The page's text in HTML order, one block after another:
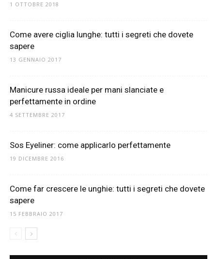
1 OTTOBRE 2018
Come avere ciglia lunghe: tutti i segreti che dovete
sapere
13 GENNAIO 2017
Manicure russa ideale per mani slanciate e
perfettamente in ordine
4 SETTEMBRE 2017
Sos Eyeliner: come applicarlo perfettamente
19 DICEMBRE 2016
Come far crescere le unghie: tutti i segreti che dovete
sapere
15 FEBBRAIO 2017